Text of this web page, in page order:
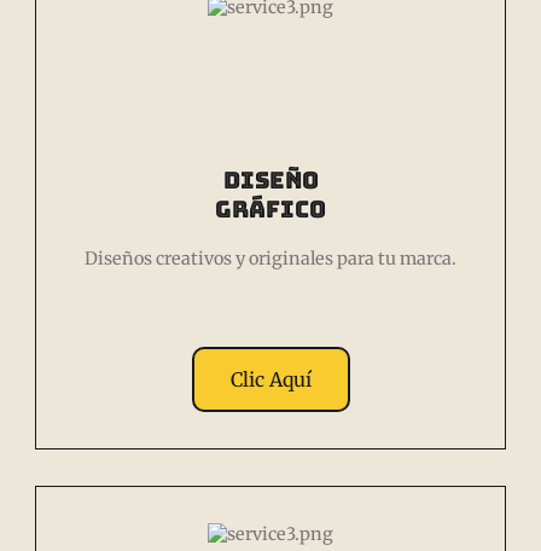
Diseño
Gráfico
Diseños creativos y originales para tu marca.
Clic Aquí